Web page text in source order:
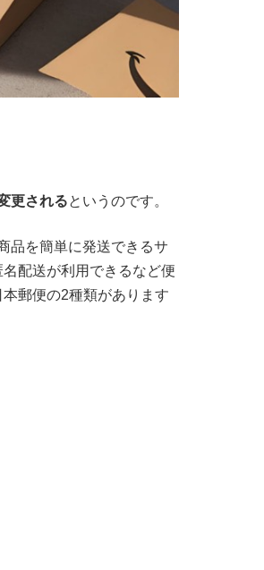
更されるというのです。
品を簡単に発送できるサ
配送が利用できるなど便
郵便の2種類があります